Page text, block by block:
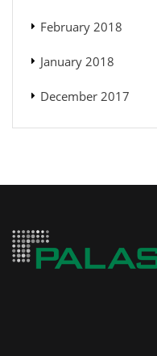
February 2018
January 2018
December 2017